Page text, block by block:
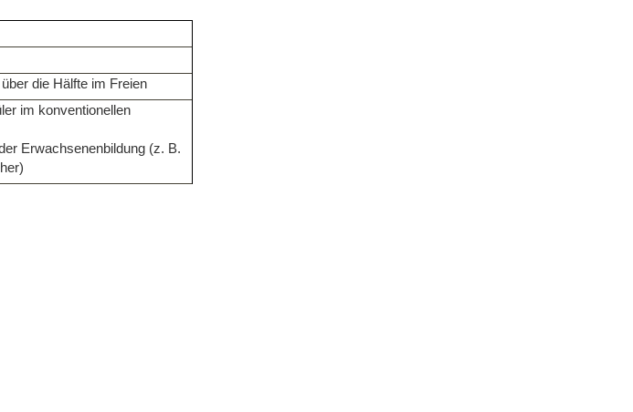
die Hälfte im Freien
im konventionellen
Erwachsenenbildung (z. B.